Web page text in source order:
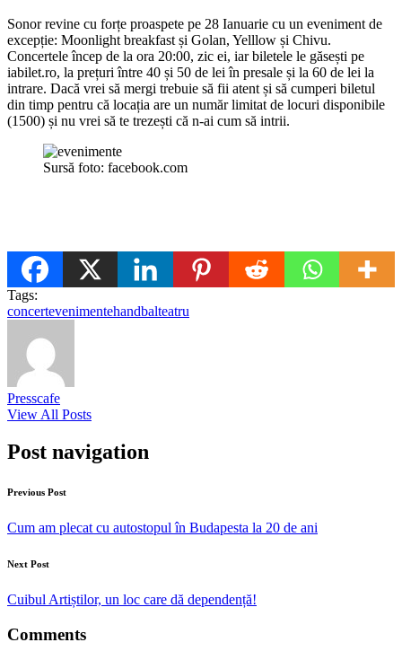
Sonor revine cu forțe proaspete pe 28 Ianuarie cu un eveniment de
excepție: Moonlight breakfast și Golan, Yelllow și Chivu.
Concertele încep de la ora 20:00, zic ei, iar biletele le găsești pe
iabilet.ro, la prețuri între 40 și 50 de lei în presale și la 60 de lei la
intrare. Dacă vrei să mergi trebuie să fii atent și să cumperi biletul
din timp pentru că locația are un număr limitat de locuri disponibile
(1500) și nu vrei să te trezești că n-ai cum să intrii.
Sursă foto: facebook.com
Tags:
concertevenimentehandbalteatru
Presscafe
View All Posts
Post navigation
Previous Post
Cum am plecat cu autostopul în Budapesta la 20 de ani
Next Post
Cuibul Artiștilor, un loc care dă dependență!
Comments